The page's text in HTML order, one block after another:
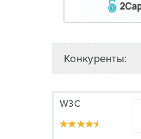
Конкуренты:
W3C